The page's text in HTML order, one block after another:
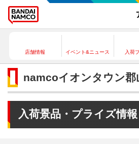
店舗情報 イベント&ニュース 入荷
namcoイオンタウン郡
入荷景品・プライズ情報